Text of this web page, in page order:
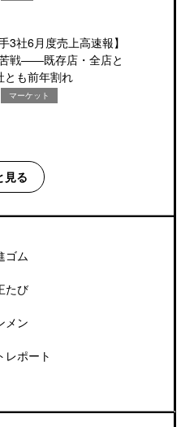
3社6月度売上高速報】
戦――既存店・全店と
とも前年割れ
マーケット
見る